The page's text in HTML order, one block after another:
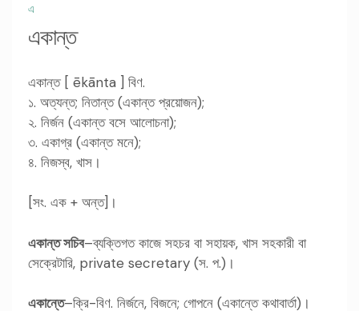
এ
একান্ত
একান্ত [ ēkānta ] বিণ.
১. অত্যন্ত; নিতান্ত (একান্ত প্রয়োজন);
২. নির্জন (একান্ত বসে আলোচনা);
৩. একাগ্র (একান্ত মনে);
৪. নিজস্ব, খাস।
[সং. এক + অন্ত]।
একান্ত সচিব–ব্যক্তিগত কাজে সহচর বা সহায়ক, খাস সহকারী বা
সেক্রেটারি, private secretary (স. প.)।
একান্তে–ক্রি-বিণ. নির্জনে, বিজনে; গোপনে (একান্তে কথাবার্তা)।